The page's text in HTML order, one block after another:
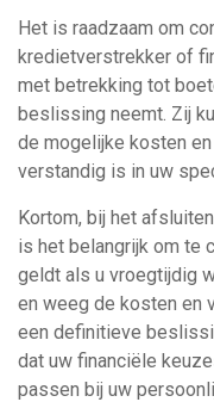
Het is raadzaam om
kredietverstrekker of
met betrekking tot
beslissing neemt. Zij
de mogelijke kosten
verstandig is in uw
Kortom, bij het
is het belangrijk om te
geldt als u vroegtijdig
en weeg de kosten en
een definitieve
dat uw financiële
passen bij uw